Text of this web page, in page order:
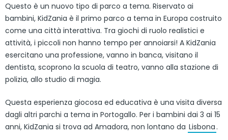
Questo è un nuovo tipo di parco a tema. Riservato ai
bambini, KidZania è il primo parco a tema in Europa costruito
come una città interattiva. Tra giochi di ruolo realistici e
attività, i piccoli non hanno tempo per annoiarsi! A KidZania
esercitano una professione, vanno in banca, visitano il
dentista, scoprono la scuola di teatro, vanno alla stazione di
polizia, allo studio di magia.
Questa esperienza giocosa ed educativa è una visita diversa
dagli altri parchi a tema in Portogallo. Per i bambini dai 3 ai 15
anni, KidZania si trova ad Amadora, non lontano da Lisbona .